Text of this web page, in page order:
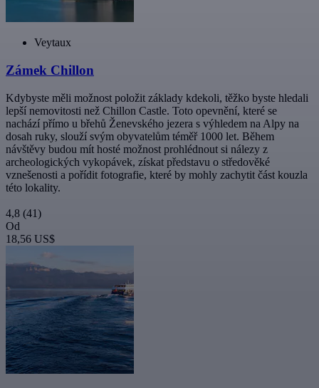
Veytaux
Zámek Chillon
Kdybyste měli možnost položit základy kdekoli, těžko byste hledali
lepší nemovitosti než Chillon Castle. Toto opevnění, které se
nachází přímo u břehů Ženevského jezera s výhledem na Alpy na
dosah ruky, slouží svým obyvatelům téměř 1000 let. Během
návštěvy budou mít hosté možnost prohlédnout si nálezy z
archeologických vykopávek, získat představu o středověké
vznešenosti a pořídit fotografie, které by mohly zachytit část kouzla
této lokality.
4,8 (41)
Od
18,56 US$